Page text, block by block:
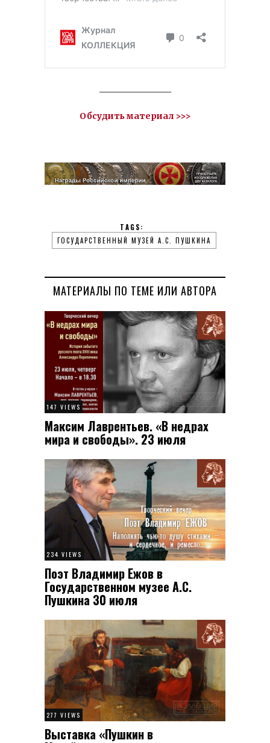
Обсудить материал >>>
TAGS:
ГОСУДАРСТВЕННЫЙ МУЗЕЙ А.С. ПУШКИНА
МАТЕРИАЛЫ ПО ТЕМЕ ИЛИ АВТОРА
147 VIEWS
Максим Лаврентьев. «В недрах
мира и свободы». 23 июля
234 VIEWS
Поэт Владимир Ежов в
Государственном музее А.С.
Пушкина 30 июля
277 VIEWS
Выставка «Пушкин в